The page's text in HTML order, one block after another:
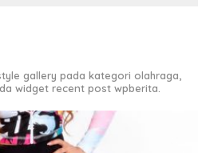
gallery pada kategori olahraga,
widget recent post wpberita.